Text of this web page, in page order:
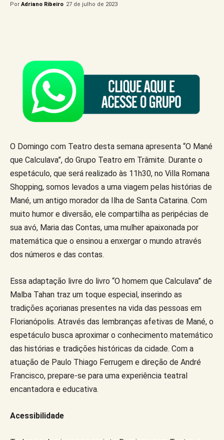
Por Adriano Ribeiro 27 de julho de 2023
O Domingo com Teatro desta semana apresenta “O Mané
que Calculava”, do Grupo Teatro em Trâmite. Durante o
espetáculo, que será realizado às 11h30, no Villa Romana
Shopping, somos levados a uma viagem pelas histórias de
Mané, um antigo morador da Ilha de Santa Catarina. Com
muito humor e diversão, ele compartilha as peripécias de
sua avó, Maria das Contas, uma mulher apaixonada por
matemática que o ensinou a enxergar o mundo através
dos números e das contas.
Essa adaptação livre do livro “O homem que Calculava” de
Malba Tahan traz um toque especial, inserindo as
tradições açorianas presentes na vida das pessoas em
Florianópolis. Através das lembranças afetivas de Mané, o
espetáculo busca aproximar o conhecimento matemático
das histórias e tradições históricas da cidade. Com a
atuação de Paulo Thiago Ferrugem e direção de André
Francisco, prepare-se para uma experiência teatral
encantadora e educativa.
Acessibilidade